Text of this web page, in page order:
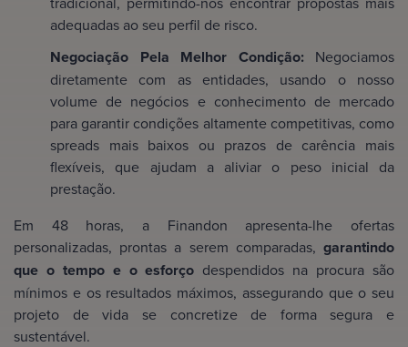
adequadas ao seu perfil de risco.
Negociação Pela Melhor Condição: Negociamos
diretamente com as entidades, usando o nosso
volume de negócios e conhecimento de mercado
para garantir condições altamente competitivas, como
spreads mais baixos ou prazos de carência mais
flexíveis, que ajudam a aliviar o peso inicial da
prestação.
Em 48 horas, a Finandon apresenta-lhe ofertas
personalizadas, prontas a serem comparadas, garantindo
que o tempo e o esforço despendidos na procura são
mínimos e os resultados máximos, assegurando que o seu
projeto de vida se concretize de forma segura e
sustentável.